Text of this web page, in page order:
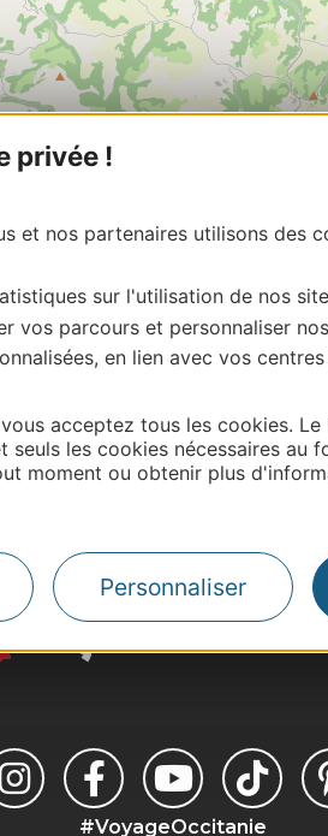
privée !
et nos partenaires utilisons des
sur l'utilisation de nos
vos parcours et personnaliser
en lien avec vos
acceptez tous les cookies.
les cookies nécessaires au
moment ou obtenir plus
Personnaliser
activité?
TOURISME DU PAYS DE LA
Site
Voyagistes
#VoyageOccitanie